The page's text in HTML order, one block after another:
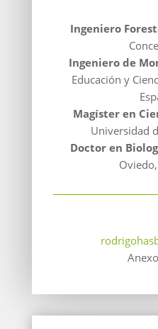
Ingeniero
Ingeniero de
Educación y
Magíster en
Universidad
Doctor en